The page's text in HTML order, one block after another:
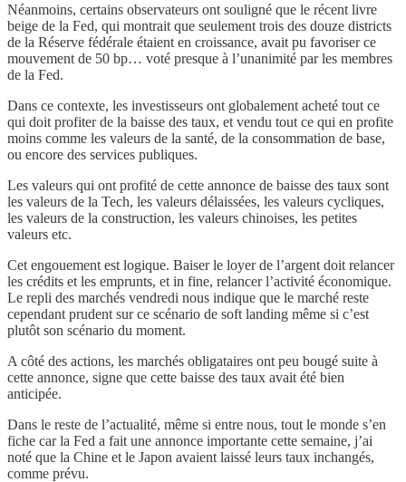
Néanmoins, certains observateurs ont souligné que le récent livre
beige de la Fed, qui montrait que seulement trois des douze districts
de la Réserve fédérale étaient en croissance, avait pu favoriser ce
mouvement de 50 bp… voté presque à l’unanimité par les membres
de la Fed.
Dans ce contexte, les investisseurs ont globalement acheté tout ce
qui doit profiter de la baisse des taux, et vendu tout ce qui en profite
moins comme les valeurs de la santé, de la consommation de base,
ou encore des services publiques.
Les valeurs qui ont profité de cette annonce de baisse des taux sont
les valeurs de la Tech, les valeurs délaissées, les valeurs cycliques,
les valeurs de la construction, les valeurs chinoises, les petites
valeurs etc.
Cet engouement est logique. Baiser le loyer de l’argent doit relancer
les crédits et les emprunts, et in fine, relancer l’activité économique.
Le repli des marchés vendredi nous indique que le marché reste
cependant prudent sur ce scénario de soft landing même si c’est
plutôt son scénario du moment.
A côté des actions, les marchés obligataires ont peu bougé suite à
cette annonce, signe que cette baisse des taux avait été bien
anticipée.
Dans le reste de l’actualité, même si entre nous, tout le monde s’en
fiche car la Fed a fait une annonce importante cette semaine, j’ai
noté que la Chine et le Japon avaient laissé leurs taux inchangés,
comme prévu.